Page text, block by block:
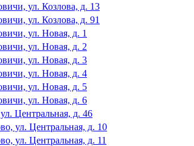
ул. Козлова, д. 13
ул. Козлова, д. 91
ул. Новая, д. 1
ул. Новая, д. 2
ул. Новая, д. 3
ул. Новая, д. 4
ул. Новая, д. 5
ул. Новая, д. 6
Центральная, д. 46
ул. Центральная, д. 10
ул. Центральная, д. 11